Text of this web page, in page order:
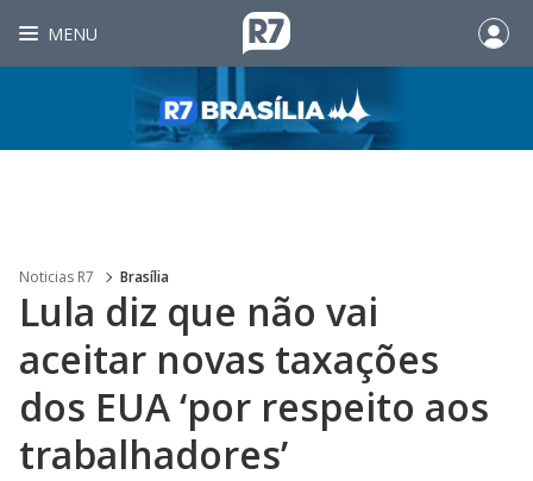
MENU
Noticias R7 Brasília
Lula diz que não vai
aceitar novas taxações
dos EUA ‘por respeito aos
trabalhadores’